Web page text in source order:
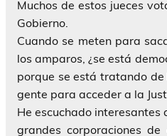
Muchos de estos jueces
Gobierno.
Cuando se meten para
los amparos, ¿se está
porque se está tratando
gente para acceder a la
He escuchado interesantes
grandes corporaciones